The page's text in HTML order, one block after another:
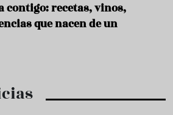
contigo: recetas, vinos,
que nacen de un